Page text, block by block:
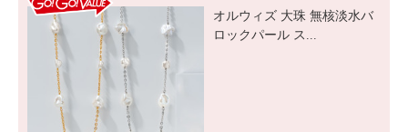
オルウィズ 大珠 無核淡水バ
ロックパール ス...